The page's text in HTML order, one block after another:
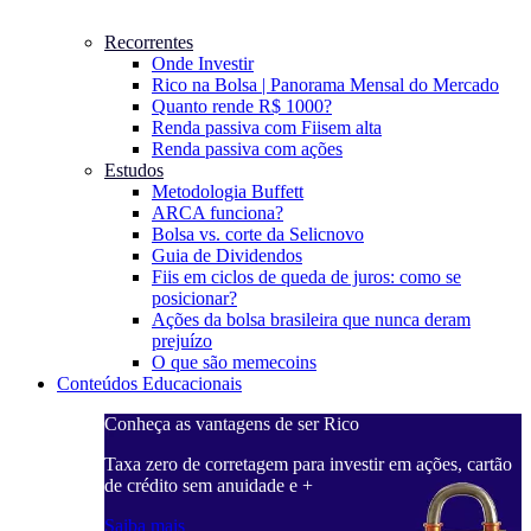
Recorrentes
Onde Investir
Rico na Bolsa | Panorama Mensal do Mercado
Quanto rende R$ 1000?
Renda passiva com Fiisem alta
Renda passiva com ações
Estudos
Metodologia Buffett
ARCA funciona?
Bolsa vs. corte da Selicnovo
Guia de Dividendos
Fiis em ciclos de queda de juros: como se
posicionar?
Ações da bolsa brasileira que nunca deram
prejuízo
O que são memecoins
Conteúdos Educacionais
Conheça as vantagens de ser Rico
Taxa zero de corretagem para investir em ações, cartão
de crédito sem anuidade e +
Saiba mais